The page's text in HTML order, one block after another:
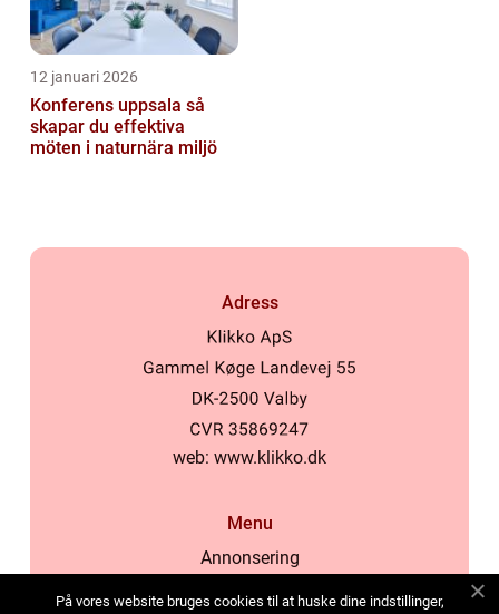
12 januari 2026
Konferens uppsala så
skapar du effektiva
möten i naturnära miljö
Adress
web: www.klikko.dk
Menu
Annonsering
På vores website bruges cookies til at huske dine indstillinger,